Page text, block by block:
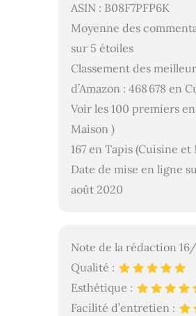
ASIN : B08F7PFP6K
Moyenne des
sur 5 étoiles
Classement des
d’Amazon : 468 678 en
Voir les 100 premiers
Maison )
167 en Tapis (Cuisine et
Date de mise en ligne
août 2020
Note de la rédaction
Qualité :
Esthétique :
Facilité d’entretien :